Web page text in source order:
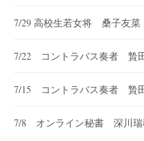
7/29 高校生若女将 桑子友菜
7/22 コントラバス奏者 贄
7/15 コントラバス奏者 贄
7/8 オンライン秘書 深川瑞